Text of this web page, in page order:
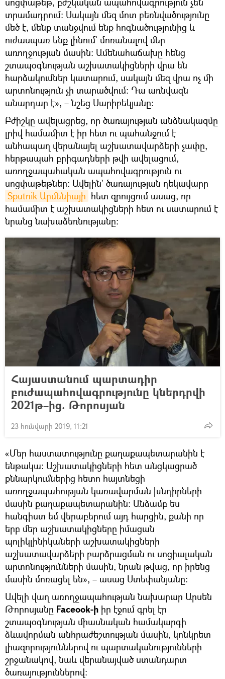
տրամադրում։ Սակայն մեզ մոտ բեռնվածությունը
մեծ է, մենք տանջվում ենք հոգնածությունից և
ուժասպառ ենք լինում` մոռանալով մեր
առողջության մասին։ Ամենահաճախը հենց
շտապօգնության աշխատակիցների վրա են
հարձակումներ կատարում, սակայն մեզ վրա ոչ մի
արտոնություն չի տարածվում։ Դա առնվազն
անարդար է», – նշեց Սարիբեկյանը։
Բժիշկը ավելացրեց, որ ծառայության անձնակազմը
լրիվ համամիտ է իր հետ ու պահանջում է
անհապաղ վերանայել աշխատավարձերի չափը,
հերթապահ բրիգադների թվի ավելացում,
առողջապահական ապահովագրություն ու
սոցփաթեթներ։ Ավելին` ծառայության ղեկավարը
Sputnik Արմենիայի հետ զրույցում ասաց, որ
համամիտ է աշխատակիցների հետ ու սատարում է
նրանց նախաձեռնությանը։
Հայաստանում պարտադիր
բուժապահովագրությունը կներդրվի
2021թ–ից. Թորոսյան
23 հունվարի 2019, 11:21
«Մեր հաստատությունը քաղաքապետարանին է
ենթակա։ Աշխատակիցների հետ անցկացրած
քննարկումներից հետո հայտնեցի
առողջապահության կառավարման խնդիրների
մասին քաղաքապետարանին։ Անձամբ ես
հանգիստ եմ վերաբերում այդ հարցին, քանի որ
երբ մեր աշխատակիցները իմացան
պոլիկլինիկաների աշխատակիցների
աշխատավարձերի բարձրացման ու սոցիալական
արտոնությունների մասին, նրան թվաց, որ իրենց
մասին մոռացել են», – ասաց Ստեփանյանը։
Ավելի վաղ առողջապահության նախարար Արսեն
Թորոսյանը Faceook-ի իր էջում գրել էր
շտապօգնության միասնական համակարգի
ձևավորման անհրաժեշտության մասին, կոնկրետ
լիազորություններով ու պարտականությունների
շրջանակով, նաև վերանայված ստանդարտ
ծառայություններով։